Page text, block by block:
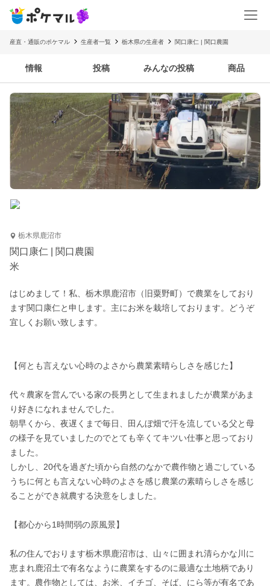
産直・通販のポケマル 生産者一覧 栃木県の生産者 関口康仁 | 関口農園
情報 投稿 みんなの投稿 商品
栃木県鹿沼市
関口康仁 | 関口農園
米
はじめまして！私、栃木県鹿沼市（旧粟野町）で農業をしており
ます関口康仁と申します。主にお米を栽培しております。どうぞ
宜しくお願い致します。
【何とも言えない心時のよさから農業素晴らしさを感じた】
代々農家を営んでいる家の長男として生まれましたが農業があま
り好きになれませんでした。
朝早くから、夜遅くまで毎日、田んぼ畑で汗を流している父と母
の様子を見ていましたのでとても辛くてキツい仕事と思っており
ました。
しかし、20代を過ぎた頃から自然のなかで農作物と過ごしている
うちに何とも言えない心時のよさを感じ農業の素晴らしさを感じ
ることができ就農する決意をしました。
【都心から1時間弱の原風景】
私の住んでおります栃木県鹿沼市は、山々に囲まれ清らかな川に
恵まれ鹿沼土で有名なように農業をするのに最適な土地柄であり
ます。農作物としては、お米、イチゴ、そば、にら等が有名であ